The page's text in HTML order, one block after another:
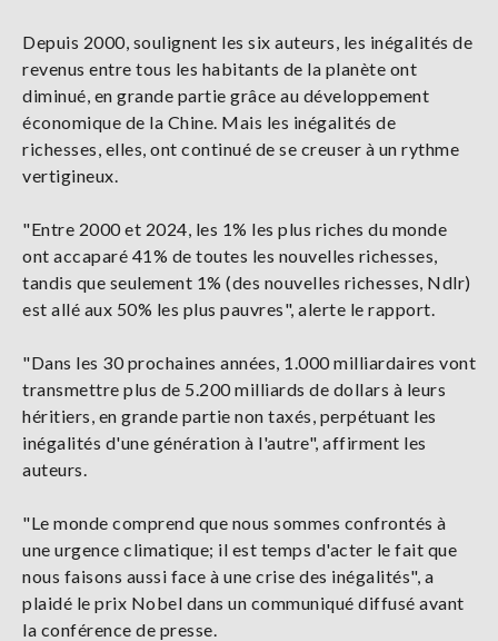
Depuis 2000, soulignent les six auteurs, les inégalités de
revenus entre tous les habitants de la planète ont
diminué, en grande partie grâce au développement
économique de la Chine. Mais les inégalités de
richesses, elles, ont continué de se creuser à un rythme
vertigineux.
"Entre 2000 et 2024, les 1% les plus riches du monde
ont accaparé 41% de toutes les nouvelles richesses,
tandis que seulement 1% (des nouvelles richesses, Ndlr)
est allé aux 50% les plus pauvres", alerte le rapport.
"Dans les 30 prochaines années, 1.000 milliardaires vont
transmettre plus de 5.200 milliards de dollars à leurs
héritiers, en grande partie non taxés, perpétuant les
inégalités d'une génération à l'autre", affirment les
auteurs.
"Le monde comprend que nous sommes confrontés à
une urgence climatique; il est temps d'acter le fait que
nous faisons aussi face à une crise des inégalités", a
plaidé le prix Nobel dans un communiqué diffusé avant
la conférence de presse.